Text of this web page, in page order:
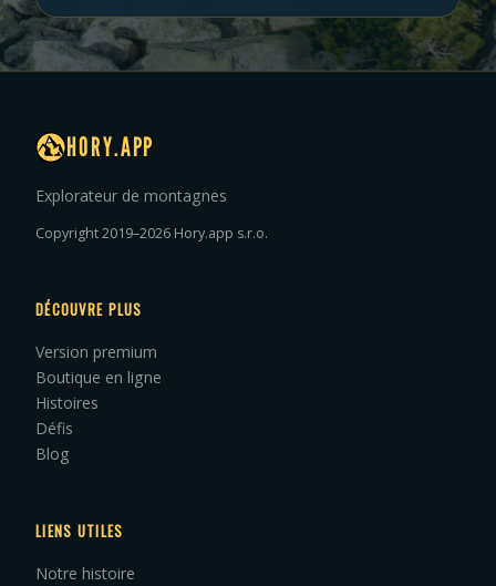
HORY.APP
Explorateur de montagnes
Copyright 2019–2026 Hory.app s.r.o.
DÉCOUVRE PLUS
Version premium
Boutique en ligne
Histoires
Défis
Blog
LIENS UTILES
Notre histoire